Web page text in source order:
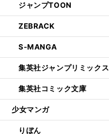
ジャンプTOON
ZEBRACK
S-MANGA
集英社ジャンプリミックス
集英社コミック文庫
少女マンガ
りぼん